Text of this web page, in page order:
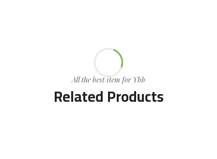
All the best item for Ybb
Related Products